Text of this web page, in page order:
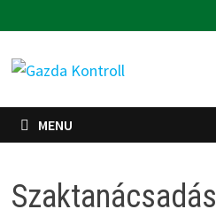
to
content
MENU
Szaktanácsadás